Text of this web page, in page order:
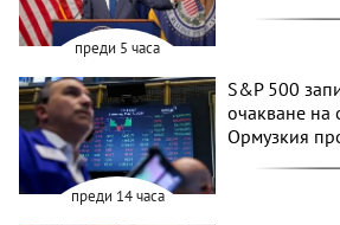
преди 5 часа
преди 14 часа
S&P 500
очакване на
Ормузкия